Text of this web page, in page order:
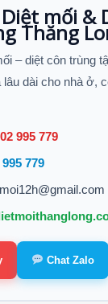
mối &
Thăng
– diệt côn trùng
lâu dài cho nhà ở,
995 779
779
Chat Zalo